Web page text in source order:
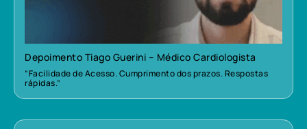
Depoimento Tiago Guerini – Médico Cardiologista
“Facilidade de Acesso. Cumprimento dos prazos. Respostas
rápidas.”